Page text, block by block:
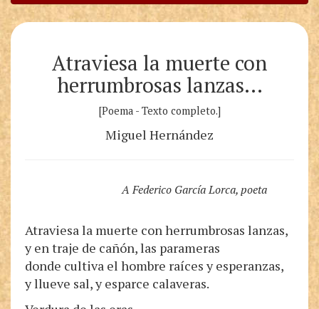
Atraviesa la muerte con
herrumbrosas lanzas…
[Poema - Texto completo.]
Miguel Hernández
A Federico García Lorca, poeta
Atraviesa la muerte con herrumbrosas lanzas,
y en traje de cañón, las parameras
donde cultiva el hombre raíces y esperanzas,
y llueve sal, y esparce calaveras.